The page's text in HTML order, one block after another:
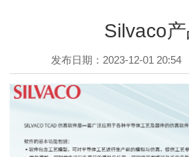
Silvaco
发布日期：2023-12-01 20:54